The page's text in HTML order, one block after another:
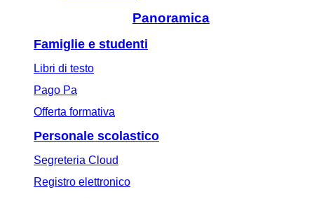
Panoramica
Famiglie e studenti
Libri di testo
Pago Pa
Offerta formativa
Personale scolastico
Segreteria Cloud
Registro elettronico